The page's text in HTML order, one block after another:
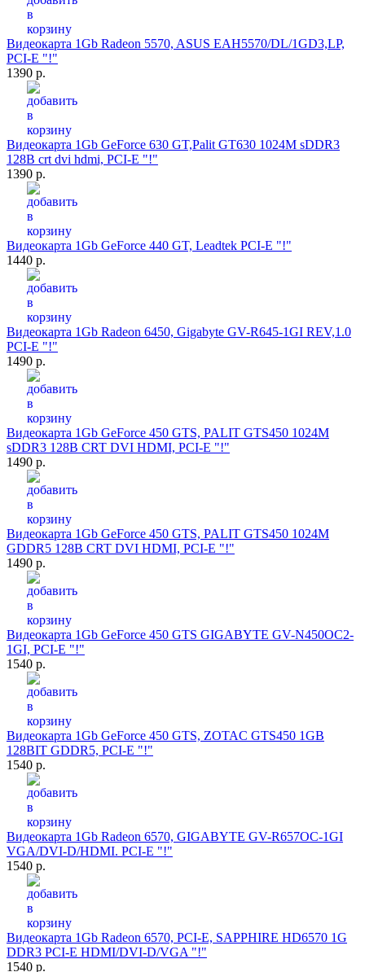
Видеокарта 1Gb Radeon 5570, ASUS EAH5570/DL/1GD3,LP,
PCI-E "!"
1390 р.
Видеокарта 1Gb GeForce 630 GT,Palit GT630 1024M sDDR3
128B crt dvi hdmi, PCI-E "!"
1390 р.
Видеокарта 1Gb GeForce 440 GT, Leadtek PCI-E "!"
1440 р.
Видеокарта 1Gb Radeon 6450, Gigabyte GV-R645-1GI REV,1.0
PCI-E "!"
1490 р.
Видеокарта 1Gb GeForce 450 GTS, PALIT GTS450 1024M
sDDR3 128B CRT DVI HDMI, PCI-E "!"
1490 р.
Видеокарта 1Gb GeForce 450 GTS, PALIT GTS450 1024M
GDDR5 128B CRT DVI HDMI, PCI-E "!"
1490 р.
Видеокарта 1Gb GeForce 450 GTS GIGABYTE GV-N450OC2-
1GI, PCI-E "!"
1540 р.
Видеокарта 1Gb GeForce 450 GTS, ZOTAC GTS450 1GB
128BIT GDDR5, PCI-E "!"
1540 р.
Видеокарта 1Gb Radeon 6570, GIGABYTE GV-R657OC-1GI
VGA/DVI-D/HDMI. PCI-E "!"
1540 р.
Видеокарта 1Gb Radeon 6570, PCI-E, SAPPHIRE HD6570 1G
DDR3 PCI-E HDMI/DVI-D/VGA "!"
1540 р.